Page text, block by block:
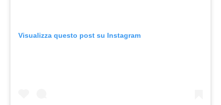
Visualizza questo post su Instagram